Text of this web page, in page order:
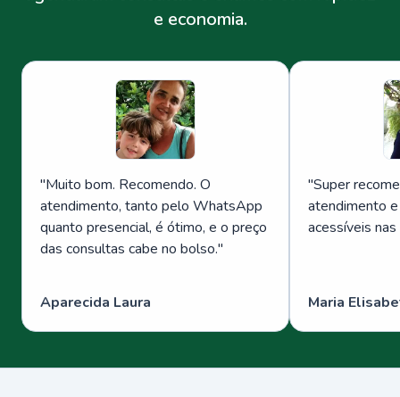
e economia.
"Muito bom. Recomendo. O
atendimento, tanto pelo WhatsApp
quanto presencial, é ótimo, e o preço
das consultas cabe no bolso."
Aparecida Laura
"Super
atendimento
acessíveis
Maria